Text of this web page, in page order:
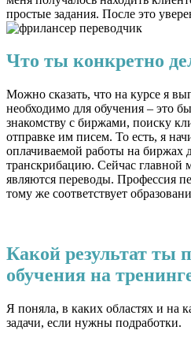
простые задания. После это
Что ты конкретно
Можно сказать, что на курсе я
необходимо для обучения – это
знакомству с биржами, поиску
отправке им писем. То есть, я
оплачиваемой работы на биржах
транскрибацию. Сейчас главной
являются переводы. Профессия
тому же соответствует
Какой результат ты
обучения на
Я поняла, в каких областях и на
задачи, если нужны подработки.